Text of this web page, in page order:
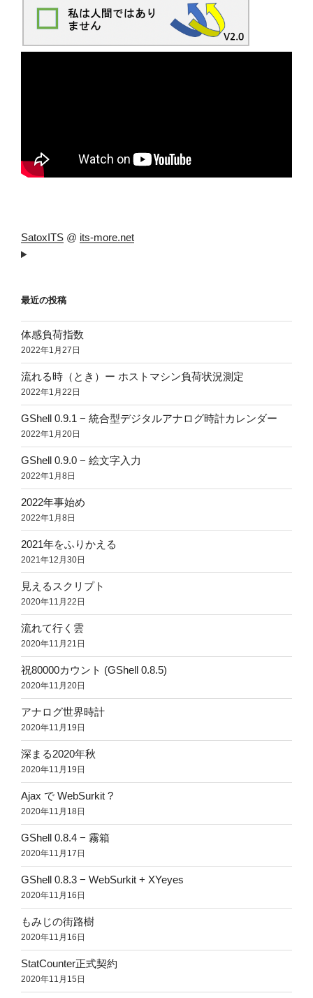
SatoxITS @ its-more.net
最近の投稿
体感負荷指数
2022年1月27日
流れる時（とき）ー ホストマシン負荷状況測定
2022年1月22日
GShell 0.9.1 − 統合型デジタルアナログ時計カレンダー
2022年1月20日
GShell 0.9.0 − 絵文字入力
2022年1月8日
2022年事始め
2022年1月8日
2021年をふりかえる
2021年12月30日
見えるスクリプト
2020年11月22日
流れて行く雲
2020年11月21日
祝80000カウント (GShell 0.8.5)
2020年11月20日
アナログ世界時計
2020年11月19日
深まる2020年秋
2020年11月19日
Ajax で WebSurkit ?
2020年11月18日
GShell 0.8.4 − 霧箱
2020年11月17日
GShell 0.8.3 − WebSurkit + XYeyes
2020年11月16日
もみじの街路樹
2020年11月16日
StatCounter正式契約
2020年11月15日